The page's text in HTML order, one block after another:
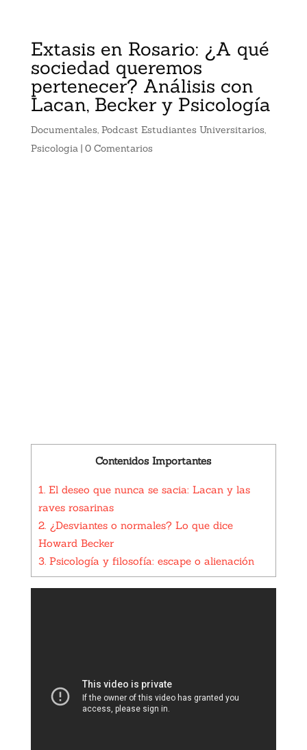
Extasis en Rosario: ¿A qué
sociedad queremos
pertenecer? Análisis con
Lacan, Becker y Psicología
Documentales, Podcast Estudiantes Universitarios,
Psicologia| 0 Comentarios
Contenidos Importantes
1.El deseo que nunca se sacia: Lacan y las
raves rosarinas
2.¿Desviantes o normales? Lo que dice
Howard Becker
3.Psicología y filosofía: escape o alienación